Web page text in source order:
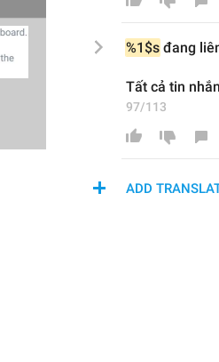
%1$s đang
Tất cả tin
97/113
ADD